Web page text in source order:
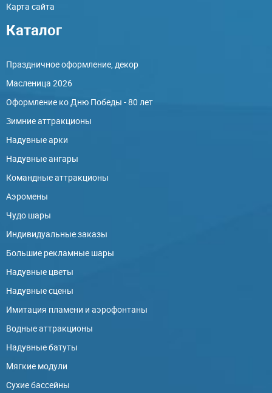
Карта сайта
Каталог
Праздничное оформление, декор
Масленица 2026
Оформление ко Дню Победы - 80 лет
Зимние аттракционы
Надувные арки
Надувные ангары
Командные аттракционы
Аэромены
Чудо шары
Индивидуальные заказы
Большие рекламные шары
Надувные цветы
Надувные сцены
Имитация пламени и аэрофонтаны
Водные аттракционы
Надувные батуты
Мягкие модули
Сухие бассейны